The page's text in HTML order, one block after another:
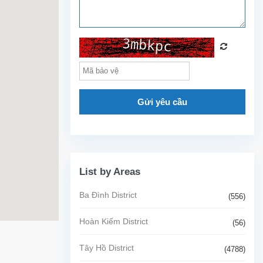
Gửi yêu cầu
List by Areas
Ba Đình District (556)
Hoàn Kiếm District (56)
Tây Hồ District (4788)